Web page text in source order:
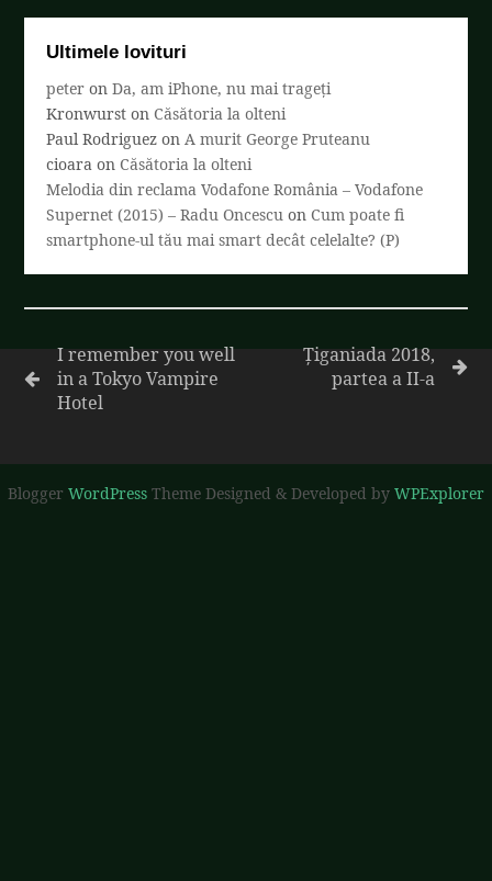
Ultimele lovituri
peter onDa, am iPhone, nu mai trageți
Kronwurst onCăsătoria la olteni
Paul Rodriguez onA murit George Pruteanu
cioara onCăsătoria la olteni
Melodia din reclama Vodafone România – Vodafone
Supernet (2015) – Radu Oncescu onCum poate fi
smartphone-ul tău mai smart decât celelalte? (P)
I remember you well
in a Tokyo Vampire
Hotel
Țiganiada 2018,
partea a II-a
Blogger WordPress Theme Designed & Developed by WPExplorer